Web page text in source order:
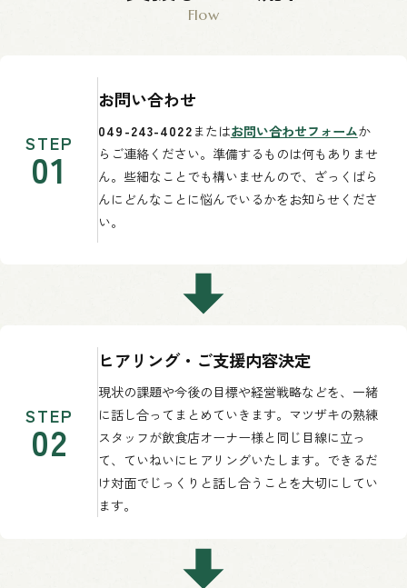
STEP
01
お問い合わせ
049-243-4022 またはお問い合わせフォームか
らご連絡ください。準備するものは何もありませ
ん。些細なことでも構いませんので、ざっくばら
んにどんなことに悩んでいるかをお知らせくださ
い。
STEP
02
ヒアリング・ご支援内容決定
現状の課題や今後の目標や経営戦略などを、一緒
に話し合ってまとめていきます。マツザキの熟練
スタッフが飲食店オーナー様と同じ目線に立っ
て、ていねいにヒアリングいたします。できるだ
け対面でじっくりと話し合うことを大切にしてい
ます。